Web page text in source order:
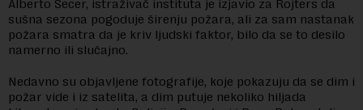
Alberto Secer, istraživač instituta je izjavio za Rojters da
sušna sezona pogoduje širenju požara, ali za sam nastanak
požara smatra da je kriv ljudski faktor, bilo da se to desilo
namerno ili slučajno.
Nedavno su objavljene fotografije, koje pokazuju da se dim i
požar vide i iz satelita, a dim putuje nekoliko hiljada